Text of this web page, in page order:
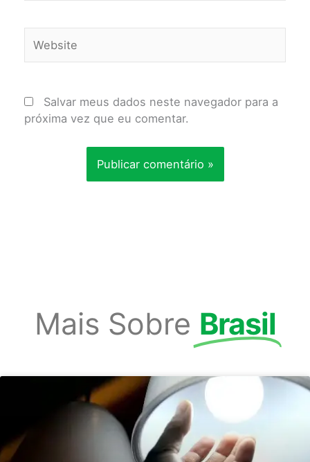
Salvar meus dados neste navegador para a
próxima vez que eu comentar.
Mais Sobre Brasil